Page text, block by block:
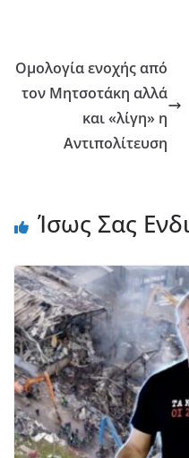
Ομολογία ενοχής από
τον Μητσοτάκη αλλά
και «λίγη» η
Αντιπολίτευση
Ίσως Σας